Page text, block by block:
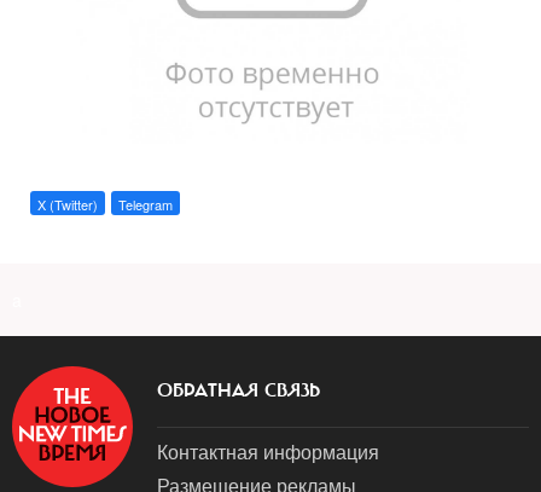
X (Twitter) Telegram
ОБРАТНАЯ СВЯЗЬ
Контактная информация
Размещение рекламы